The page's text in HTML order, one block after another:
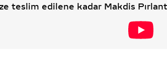
teslim edilene kadar Makdis